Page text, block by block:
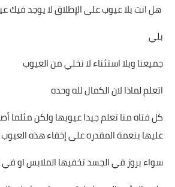
هل انت بلا عيوب على الإطلاق لا يوجد فيك
بلي
جميعنا وبلا استثناء لا نخلي من العيوب
اتعلم لماذا لان الكمال لله وحده
كل فتاه منا تعلم جيدا عيوبها ولكن مثلما
عليها بنعمة المقدره على إخفاء هذه
سواء بروز في الجسد تخفيها الملابس او في